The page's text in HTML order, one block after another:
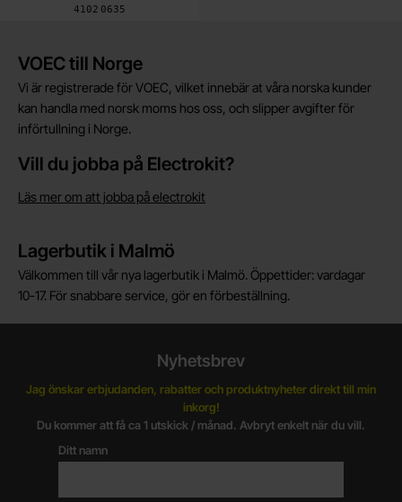
Art. nr
4102 0635
Kort allmän information
VOEC till Norge
Vi är registrerade för VOEC, vilket innebär at våra norska kunder
kan handla med norsk moms hos oss, och slipper avgifter för
införtullning i Norge.
Vill du jobba på Electrokit?
Läs mer om att jobba på electrokit
Lagerbutik i Malmö
Välkommen till vår nya lagerbutik i Malmö. Öppettider: vardagar
10-17. För snabbare service, gör en förbeställning.
Nyhetsbrev
Jag önskar erbjudanden, rabatter och produktnyheter direkt till min
inkorg!
Du kommer att få ca 1 utskick / månad. Avbryt enkelt när du vill.
Ditt namn